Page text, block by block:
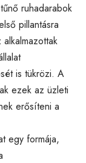
ruhadarabok
pillantásra
is tükrözi. A
ezek az üzleti
erősíteni a
egy formája,